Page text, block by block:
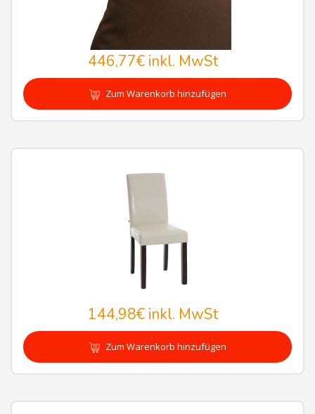
446,77€inkl. MwSt
Zum Warenkorb hinzufügen
144,98€inkl. MwSt
Zum Warenkorb hinzufügen